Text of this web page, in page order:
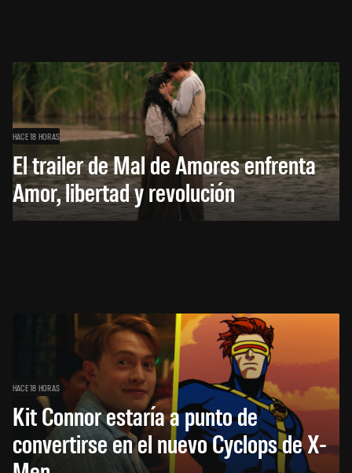
HACE 18 HORAS
El trailer de Mal de Amores enfrenta
Amor, libertad y revolución
HACE 18 HORAS
Kit Connor estaría a punto de
convertirse en el nuevo Cyclops de X-